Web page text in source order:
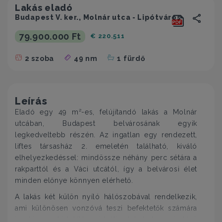
Lakás eladó
Budapest V. ker., Molnár utca - Lipótváros
79.900.000 Ft € 220.511
2 szoba 49 nm 1 fürdő
Leírás
Eladó egy 49 m²-es, felújítandó lakás a Molnár
utcában, Budapest belvárosának egyik
legkedveltebb részén. Az ingatlan egy rendezett,
liftes társasház 2. emeletén található, kiváló
elhelyezkedéssel: mindössze néhány perc sétára a
rakparttól és a Váci utcától, így a belvárosi élet
minden előnye könnyen elérhető.
A lakás két külön nyíló hálószobával rendelkezik,
ami különösen vonzóvá teszi befektetők számára